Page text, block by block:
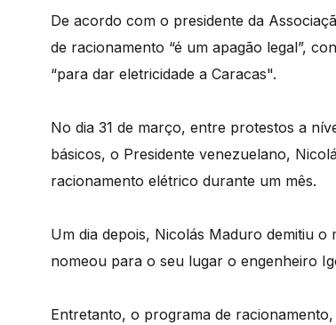
De acordo com o presidente da
de racionamento “é um apagão legal”,
“para dar eletricidade a Caracas".
No dia 31 de março, entre protestos a
básicos, o Presidente venezuelano,
racionamento elétrico durante um mês.
Um dia depois, Nicolás Maduro demitiu
nomeou para o seu lugar o engenheiro
Entretanto, o programa de